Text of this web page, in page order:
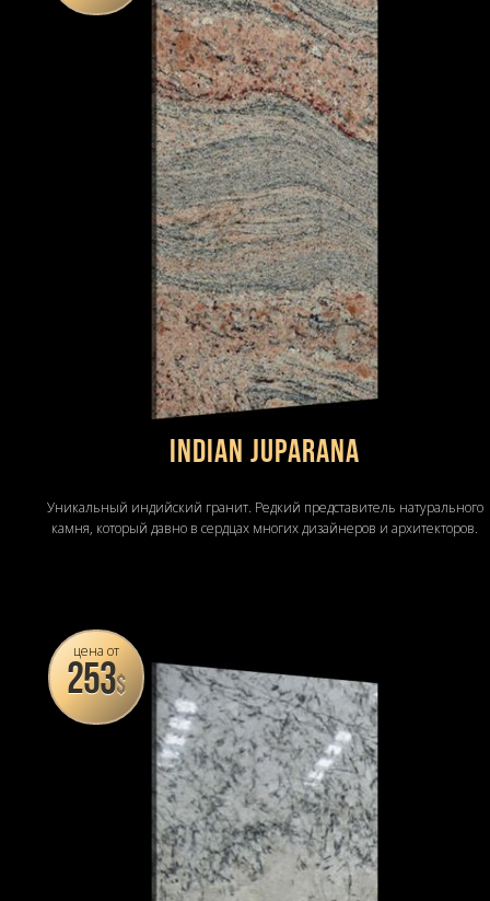
INDIAN JUPARANA
Уникальный индийский гранит. Редкий представитель натурального
камня, который давно в сердцах многих дизайнеров и архитекторов.
цена от
253$